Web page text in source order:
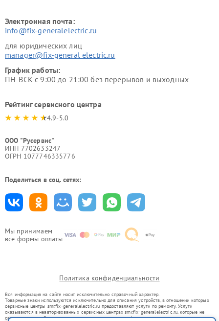
Мы принимаем
все формы оплаты
Электронная почта:
info@fix-generalelectric.ru
для юридических лиц
manager@fix-general electric.ru
График работы:
ПН-ВСК с 9:00 до 21:00 без перерывов и выходных
Рейтинг сервисного центра
4.9-5.0
ООО "Русервис"
ИНН 7702633247
ОГРН 1077746335776
Поделиться в соц. сетях:
Политика конфиденциальности
Вся информация на сайте носит исключительно справочный характер.
Товарные знаки используются исключительно для описания устройств, в отношении которых
сервисные центры smr.fix-generalelectric.ru предоставляют услуги по ремонту. Услуги
оказываются в неавторизованных сервисных центрах smr.fix-generalelectric.ru, которые не
связаны с правообладателями товарных знаков или их официальными представителями.